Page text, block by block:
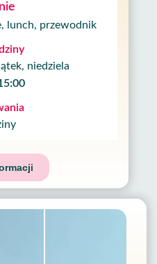
lunch, przewodnik
niedziela